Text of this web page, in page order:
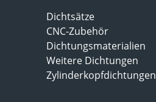
Dichtsätze
CNC-Zubehör
Dichtungsmaterialien
Weitere Dichtungen
Zylinderkopfdichtungen